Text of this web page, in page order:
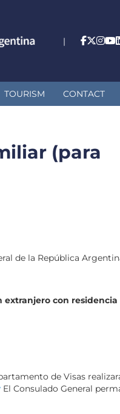
|
TOURISM CONTACT
(para
de la República
extranjero con
de Visas
El Consulado General